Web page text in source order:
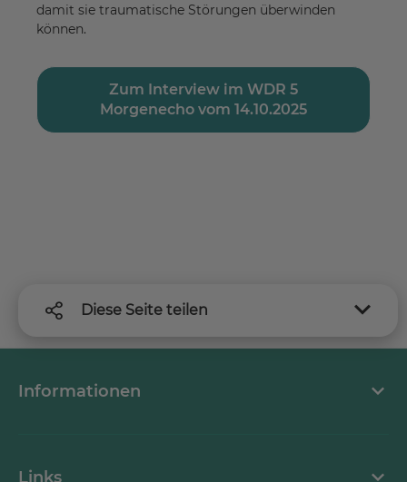
damit sie traumatische Störungen überwinden
können.
Zum Interview im WDR 5
Morgenecho vom 14.10.2025
Diese Seite teilen
Informationen
Links